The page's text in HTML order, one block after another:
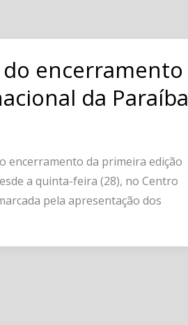
do encerramento
da Paraíba
encerramento da primeira edição
a quinta-feira (28), no Centro
pela apresentação dos